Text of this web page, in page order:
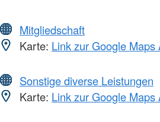
Mitgliedschaft
Karte: Link zur Google Maps
Sonstige diverse Leistungen
Karte: Link zur Google Maps